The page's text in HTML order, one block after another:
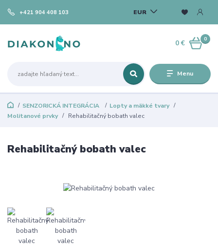
Menu
EUR
+421 904 408 103
0
0 €
SENZORICKÁ INTEGRÁCIA
Lopty a mäkké tvary
Molitanové prvky
Rehabilitačný bobath valec
Rehabilitačný bobath valec